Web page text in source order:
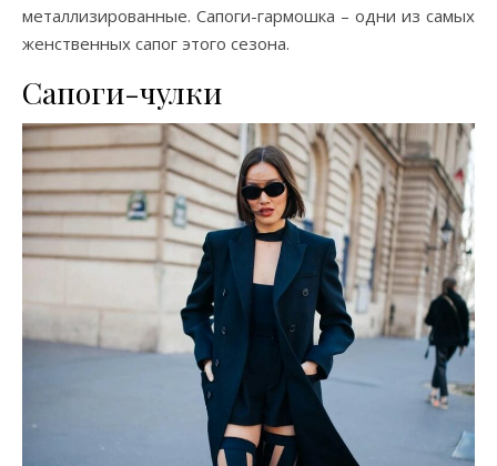
металлизированные. Сапоги-гармошка – одни из самых
женственных сапог этого сезона.
Сапоги-чулки